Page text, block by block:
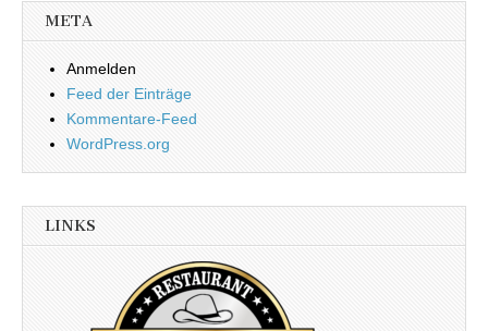
META
Anmelden
Feed der Einträge
Kommentare-Feed
WordPress.org
LINKS